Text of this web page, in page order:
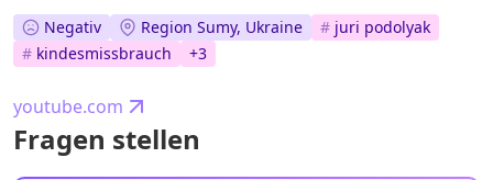
Negativ Region Sumy, Ukraine # juri podolyak
# kindesmissbrauch +3
youtube.com
Fragen stellen